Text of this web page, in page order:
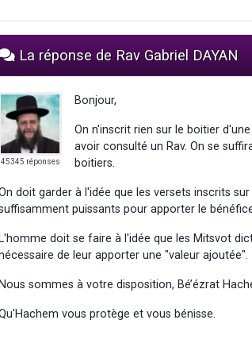
La réponse de Rav Gabriel DAYAN
45345 réponses
Bonjour,
On n'inscrit rien sur le boitier
avoir consulté un Rav. On se
boitiers.
doit garder à l'idée que les versets inscrits
puissants pour apporter le
L'homme doit se faire à l'idée que les Mitsvot
de leur apporter une "valeur ajoutée".
Nous sommes à votre disposition, Bé’ézrat
vous protège et vous bénisse.